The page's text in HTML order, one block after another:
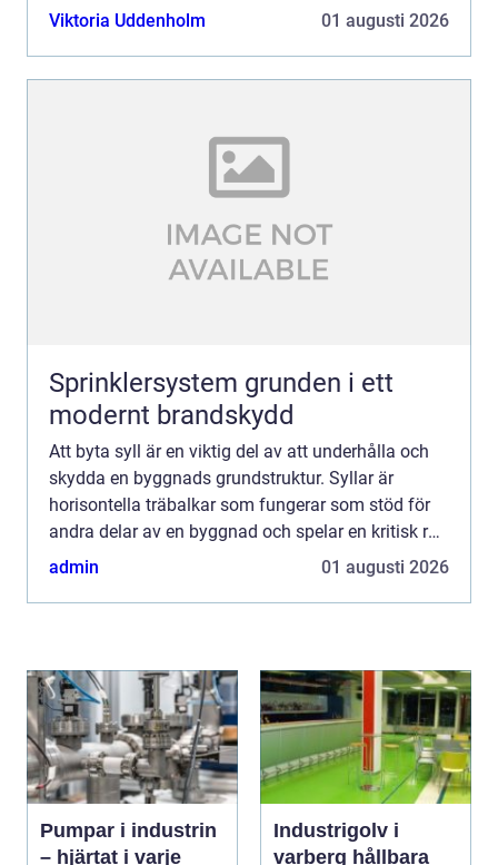
i att säkerst&a...
Viktoria Uddenholm 01 augusti 2026
Sprinklersystem grunden i ett
modernt brandskydd
Att byta syll är en viktig del av att underhålla och
skydda en byggnads grundstruktur. Syllar är
horisontella träbalkar som fungerar som stöd för
andra delar av en byggnad och spelar en kritisk roll
i att säkerst&a...
admin 01 augusti 2026
Pumpar i industrin
– hjärtat i varje
Industrigolv i
varberg hållbara